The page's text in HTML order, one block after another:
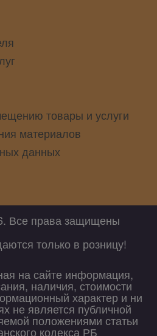
товары и услуги
материалов
данных
Все права защищены
только в розницу!
на сайте информация,
наличия, стоимости
характер и ни
не является публичной
положениями статьи
кодекса РБ